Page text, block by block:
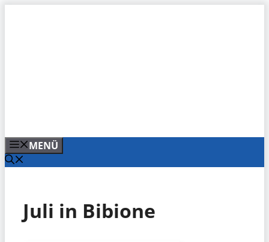
MENÜ
Juli in Bibione